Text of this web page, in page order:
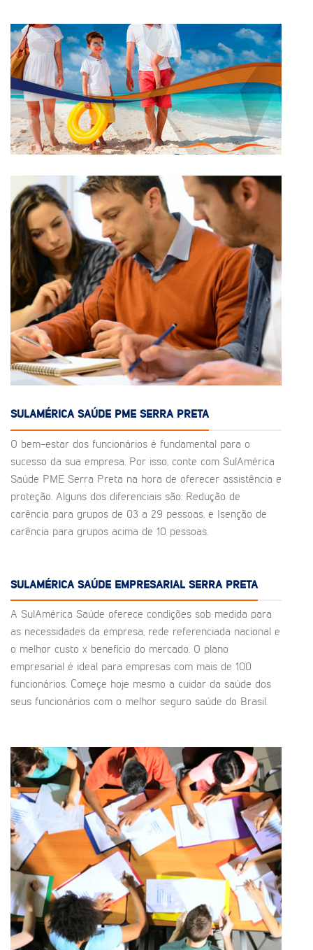
SULAMÉRICA SAÚDE PME SERRA PRETA
O bem-estar dos funcionários é fundamental para o
sucesso da sua empresa. Por isso, conte com SulAmérica
Saúde PME Serra Preta na hora de oferecer assistência e
proteção. Alguns dos diferenciais são: Redução de
carência para grupos de 03 a 29 pessoas, e Isenção de
carência para grupos acima de 10 pessoas.
SULAMÉRICA SAÚDE EMPRESARIAL SERRA PRETA
A SulAmérica Saúde oferece condições sob medida para
as necessidades da empresa, rede referenciada nacional e
o melhor custo x benefício do mercado. O plano
empresarial é ideal para empresas com mais de 100
funcionários. Começe hoje mesmo a cuidar da saúde dos
seus funcionários com o melhor seguro saúde do Brasil.